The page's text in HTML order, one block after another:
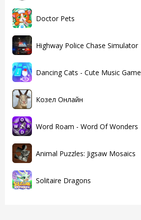
Doctor Pets
Highway Police Chase Simulator
Dancing Cats - Cute Music Game
Козел Онлайн
Word Roam - Word Of Wonders
Animal Puzzles: Jigsaw Mosaics
Solitaire Dragons